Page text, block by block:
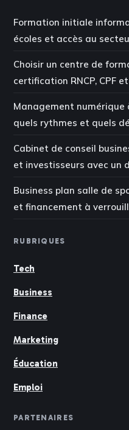
Formation initiale
écoles et accès au
Choisir un centre de
certification RNCP, CPF
Management numérique
quels rythmes et quels
Cabinet de conseil
et investisseurs avec un
Business plan salle de
et financement à
RUBRIQUES
Tech
Business
Finance
Marketing
Éducation
Emploi
PARTENAIRES